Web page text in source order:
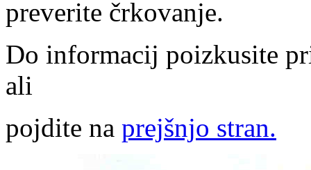
preverite črkovanje.
Do informacij poizkusite
ali
pojdite na prejšnjo stran.